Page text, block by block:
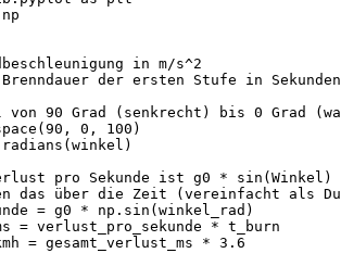
in m/s^2
der ersten Stufe in Sekunden
von 90 Grad (senkrecht) bis 0 Grad
0, 100)
pro Sekunde ist g0 * sin(Winkel)
das über die Zeit (vereinfacht als
= g0 * np.sin(winkel_rad)
= verlust_pro_sekunde * t_burn
= gesamt_verlust_ms * 3.6